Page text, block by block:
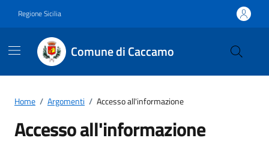
Regione Sicilia
Comune di Caccamo
Home / Argomenti / Accesso all'informazione
Accesso all'informazione